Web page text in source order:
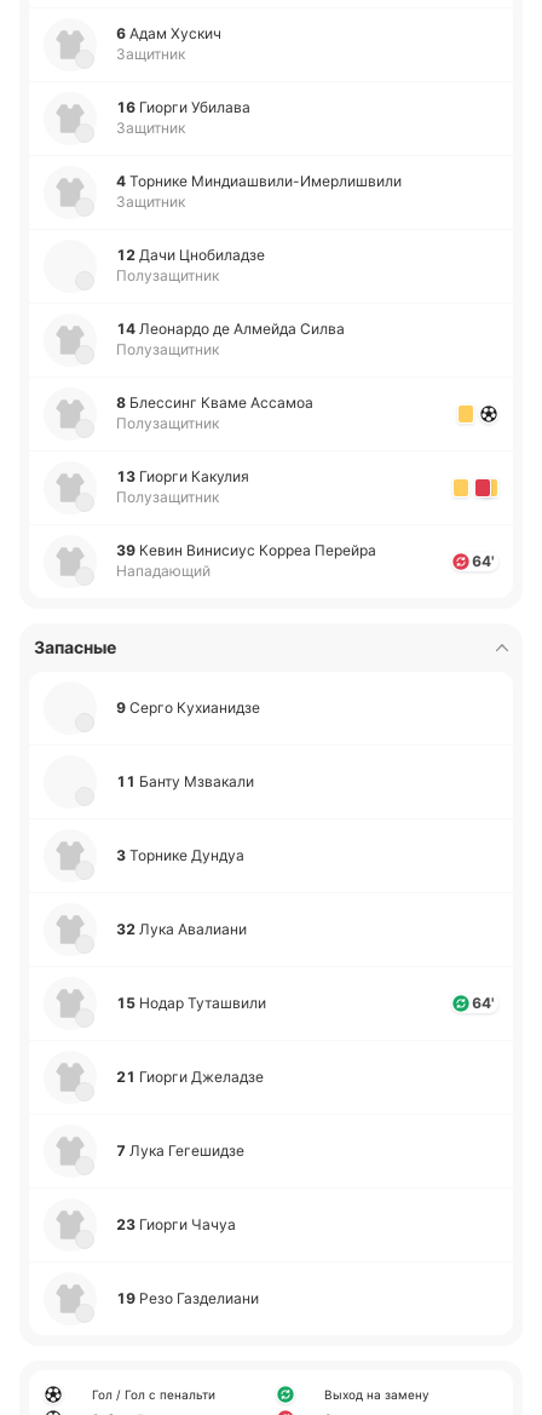
6 Адам Хускич
Защитник
16 Гиорги Уби­ла­ва
Защитник
4 То­рни­ке Ми­ндиа­шви­ли­-И­ме­рли­шви­ли
Защитник
12 Дачи Цно­би­ла­дзе
Полузащитник
14 Лео­на­рдо де Алмей­да Силва
Полузащитник
8 Бле­ссинг Кваме Асса­моа
Полузащитник
13 Гиорги Ка­ку­лия
Полузащитник
39 Кевин Ви­ни­сиус Корреа Пе­рей­ра
Нападающий
64'
Запасные
9 Серго Ку­хиа­ни­дзе
11 Банту Мзва­ка­ли
3 То­рни­ке Дундуа
32 Лука Ава­лиа­ни
15 Нодар Ту­та­шви­ли 64'
21 Гиорги Дже­ла­дзе
7 Лука Ге­ге­ши­дзе
23 Гиорги Чачуа
19 Резо Га­зде­лиа­ни
Гол / Гол с пенальти
Выход на замену